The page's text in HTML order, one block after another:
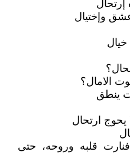
وإختيال
الامال؟
ينطق
يحوج ارتحال
قلبه وروحه، حتى